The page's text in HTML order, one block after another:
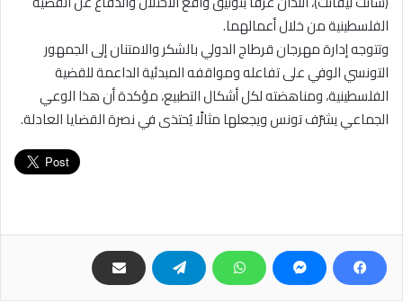
الفلسطينية من خلال أعمالهما.
وتتوجه إدارة مهرجان قرطاج الدولي بالشكر والامتنان إلى الجمهور
التونسي الوفي على تفاعله ومواقفه المبدئية الداعمة للقضية
الفلسطينية، ومناهضته لكل أشكال التطبيع، مؤكدة أن هذا الوعي
الجماعي يشرّف تونس ويجعلها مثالًا يُحتذى في نصرة القضايا العادلة.